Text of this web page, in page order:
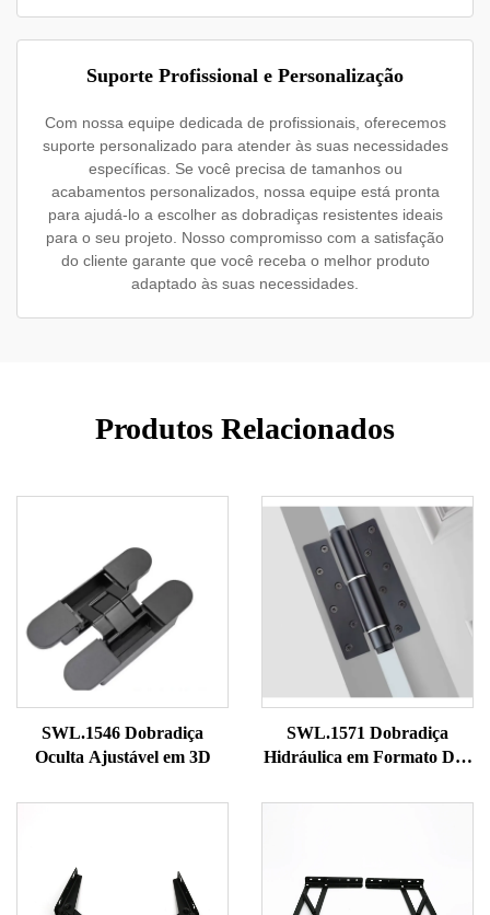
Suporte Profissional e Personalização
Com nossa equipe dedicada de profissionais, oferecemos
suporte personalizado para atender às suas necessidades
específicas. Se você precisa de tamanhos ou
acabamentos personalizados, nossa equipe está pronta
para ajudá-lo a escolher as dobradiças resistentes ideais
para o seu projeto. Nosso compromisso com a satisfação
do cliente garante que você receba o melhor produto
adaptado às suas necessidades.
Produtos Relacionados
SWL.1546 Dobradiça
Oculta Ajustável em 3D
SWL.1571 Dobradiça
Hidráulica em Formato D, 5
Premium